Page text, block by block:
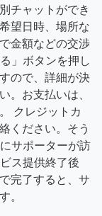
チャットができ
望日時、場所な
金額などの交渉
」ボタンを押し
ので、詳細が決
。お支払いは、
クレジットカ
ください。そう
サポーターが訪
ス提供終了後
完了すると、サ
。